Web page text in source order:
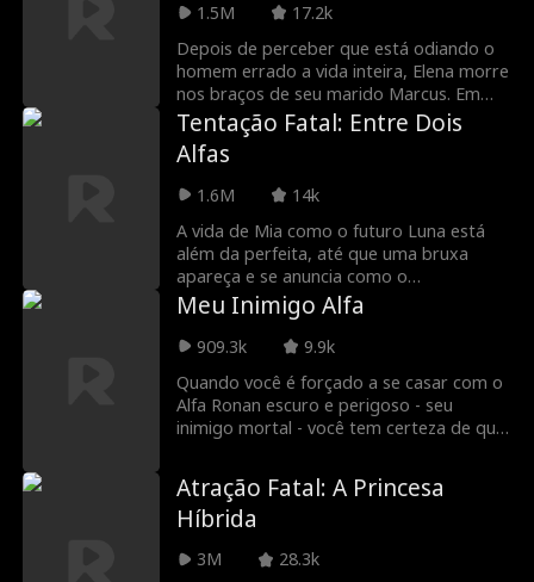
1.5M
17.2k
Depois de perceber que está odiando o
homem errado a vida inteira, Elena morre
nos braços de seu marido Marcus. Em
uma reviravolta do destino, Elena é
trazida de volta no tempo. Não é tarde
demais, ela ainda tem tempo para mudar
tudo. Nesta vida, ela não odiará o marido
... ela o protegerá a todo custo.
Tentação Fatal: Entre Dois
Alfas
1.6M
14k
A vida de Mia como o futuro Luna está
além da perfeita, até que uma bruxa
apareça e se anuncia como o
companheiro do alfa. Traído por toda a
sua família, sem dinheiro, sem
embalagem e grávida, Mia encontra
verdadeiro. Ela pode confiar nesse
estranho misterioso? Ou ela é um peão
em um jogo perigoso?
Meu Inimigo Alfa
909.3k
9.9k
Quando você é forçado a se casar com o
Alfa Ronan escuro e perigoso - seu
inimigo mortal - você tem certeza de que
quando um inimigo comum ameaça
destruir sua mochila, você aceitará que
está fadado um ao outro? Ou colher
Atração Fatal: A Princesa
Híbrida
3M
28.3k